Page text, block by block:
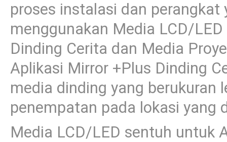
proses instalasi dan
menggunakan Media LCD/
Dinding Cerita dan Media
Aplikasi Mirror +Plus Dinding
media dinding yang berukuran
penempatan pada lokasi yang
Media LCD/LED sentuh untuk